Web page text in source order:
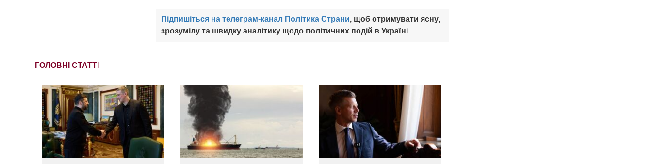
Підпишіться на телеграм-канал Політика Страни, щоб отримувати ясну,
зрозумілу та швидку аналітику щодо політичних подій в Україні.
ГОЛОВНІ СТАТТІ